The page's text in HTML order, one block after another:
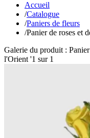
Accueil
/Catalogue
/Paniers de fleurs
/Panier de roses et
Galerie du produit :
l'Orient '1 sur 1